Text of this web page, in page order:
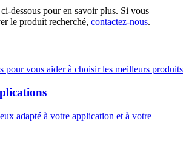
dessous pour en savoir plus. Si vous
le produit recherché, contactez-nous.
pour vous aider à choisir les meilleurs produits
adapté à votre application et à votre